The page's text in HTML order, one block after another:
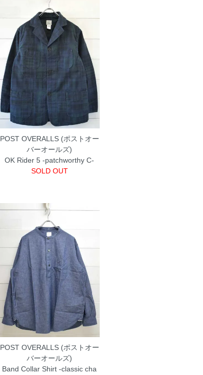
POST OVERALLS (ポストオー
バーオールズ)
OK Rider 5 -patchworthy C-
SOLD OUT
POST OVERALLS (ポストオー
バーオールズ)
Band Collar Shirt -classic cha